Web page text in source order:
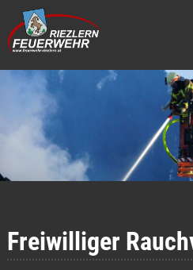
direkt zur Navigation
direkt zum Inhalt
Freiwilliger